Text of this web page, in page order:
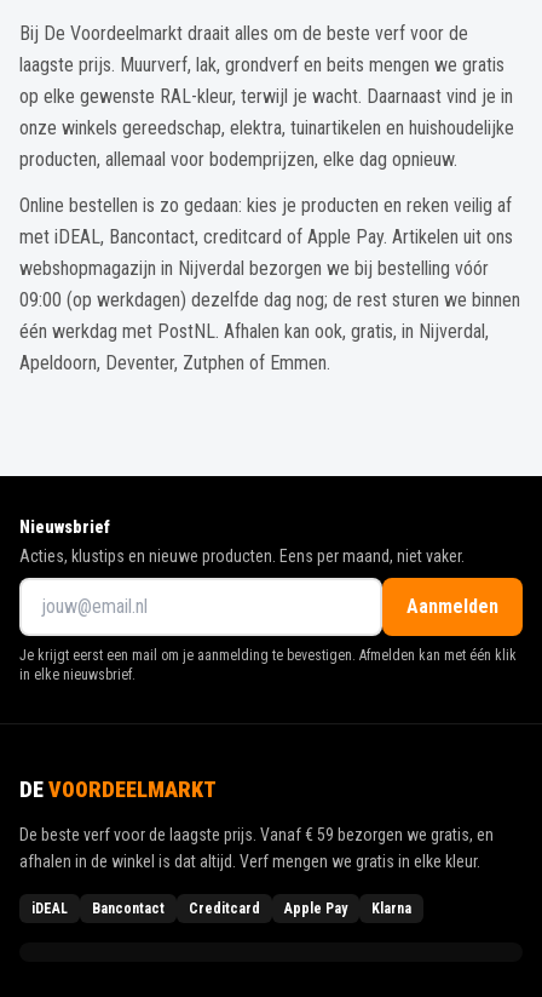
Bij De Voordeelmarkt draait alles om de beste verf voor de
laagste prijs. Muurverf, lak, grondverf en beits mengen we gratis
op elke gewenste RAL-kleur, terwijl je wacht. Daarnaast vind je in
onze winkels gereedschap, elektra, tuinartikelen en huishoudelijke
producten, allemaal voor bodemprijzen, elke dag opnieuw.
Online bestellen is zo gedaan: kies je producten en reken veilig af
met iDEAL, Bancontact, creditcard of Apple Pay. Artikelen uit ons
webshopmagazijn in Nijverdal bezorgen we bij bestelling vóór
09:00 (op werkdagen) dezelfde dag nog; de rest sturen we binnen
één werkdag met PostNL. Afhalen kan ook, gratis, in Nijverdal,
Apeldoorn, Deventer, Zutphen of Emmen.
Nieuwsbrief
Acties, klustips en nieuwe producten. Eens per maand, niet vaker.
Aanmelden
Je krijgt eerst een mail om je aanmelding te bevestigen. Afmelden kan met één klik
in elke nieuwsbrief.
DEVOORDEELMARKT
De beste verf voor de laagste prijs. Vanaf€ 59 bezorgen we gratis, en
afhalen in de winkel is dat altijd. Verf mengen we gratis in elke kleur.
iDEAL Bancontact Creditcard Apple Pay Klarna